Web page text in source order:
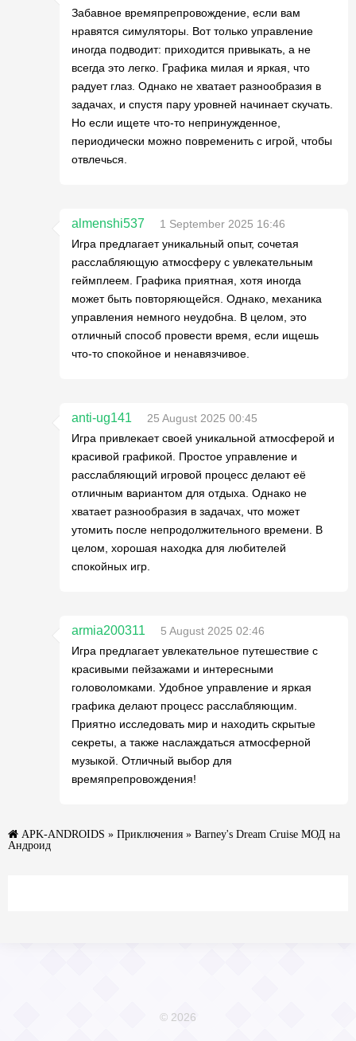
Забавное времяпрепровождение, если вам
нравятся симуляторы. Вот только управление
иногда подводит: приходится привыкать, а не
всегда это легко. Графика милая и яркая, что
радует глаз. Однако не хватает разнообразия в
задачах, и спустя пару уровней начинает скучать.
Но если ищете что-то непринужденное,
периодически можно повременить с игрой, чтобы
отвлечься.
almenshi537
1 September 2025 16:46
Игра предлагает уникальный опыт, сочетая
расслабляющую атмосферу с увлекательным
геймплеем. Графика приятная, хотя иногда
может быть повторяющейся. Однако, механика
управления немного неудобна. В целом, это
отличный способ провести время, если ищешь
что-то спокойное и ненавязчивое.
anti-ug141
25 August 2025 00:45
Игра привлекает своей уникальной атмосферой и
красивой графикой. Простое управление и
расслабляющий игровой процесс делают её
отличным вариантом для отдыха. Однако не
хватает разнообразия в задачах, что может
утомить после непродолжительного времени. В
целом, хорошая находка для любителей
спокойных игр.
armia200311
5 August 2025 02:46
Игра предлагает увлекательное путешествие с
красивыми пейзажами и интересными
головоломками. Удобное управление и яркая
графика делают процесс расслабляющим.
Приятно исследовать мир и находить скрытые
секреты, а также наслаждаться атмосферной
музыкой. Отличный выбор для
времяпрепровождения!
APK-ANDROIDS » Приключения » Barney's Dream Cruise МОД на
Андроид
© 2026